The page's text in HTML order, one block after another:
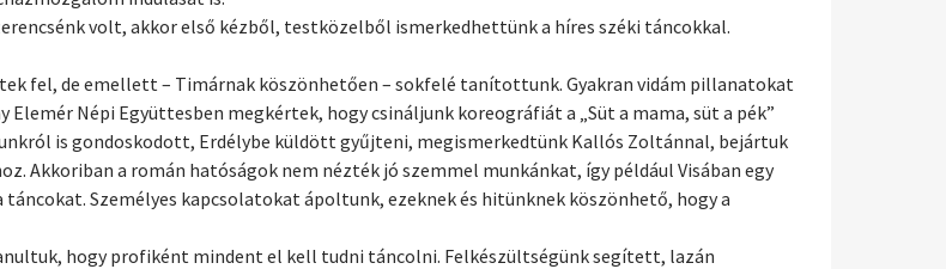
volt, akkor első kézből, testközelből ismerkedhettünk a híres széki táncokkal.
fel, de emellett – Timárnak köszönhetően – sokfelé tanítottunk. Gyakran vidám pillanatokat
Népi Együttesben megkértek, hogy csináljunk koreográfiát a „Süt a mama, süt a pék”
is gondoskodott, Erdélybe küldött gyűjteni, megismerkedtünk Kallós Zoltánnal, bejártuk
Akkoriban a román hatóságok nem nézték jó szemmel munkánkat, így például Visában egy
Személyes kapcsolatokat ápoltunk, ezeknek és hitünknek köszönhető, hogy a
hogy profiként mindent el kell tudni táncolni. Felkészültségünk segített, lazán